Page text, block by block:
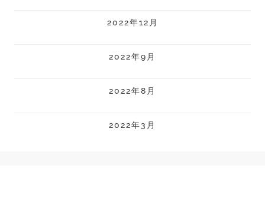
2022年12月
2022年9月
2022年8月
2022年3月